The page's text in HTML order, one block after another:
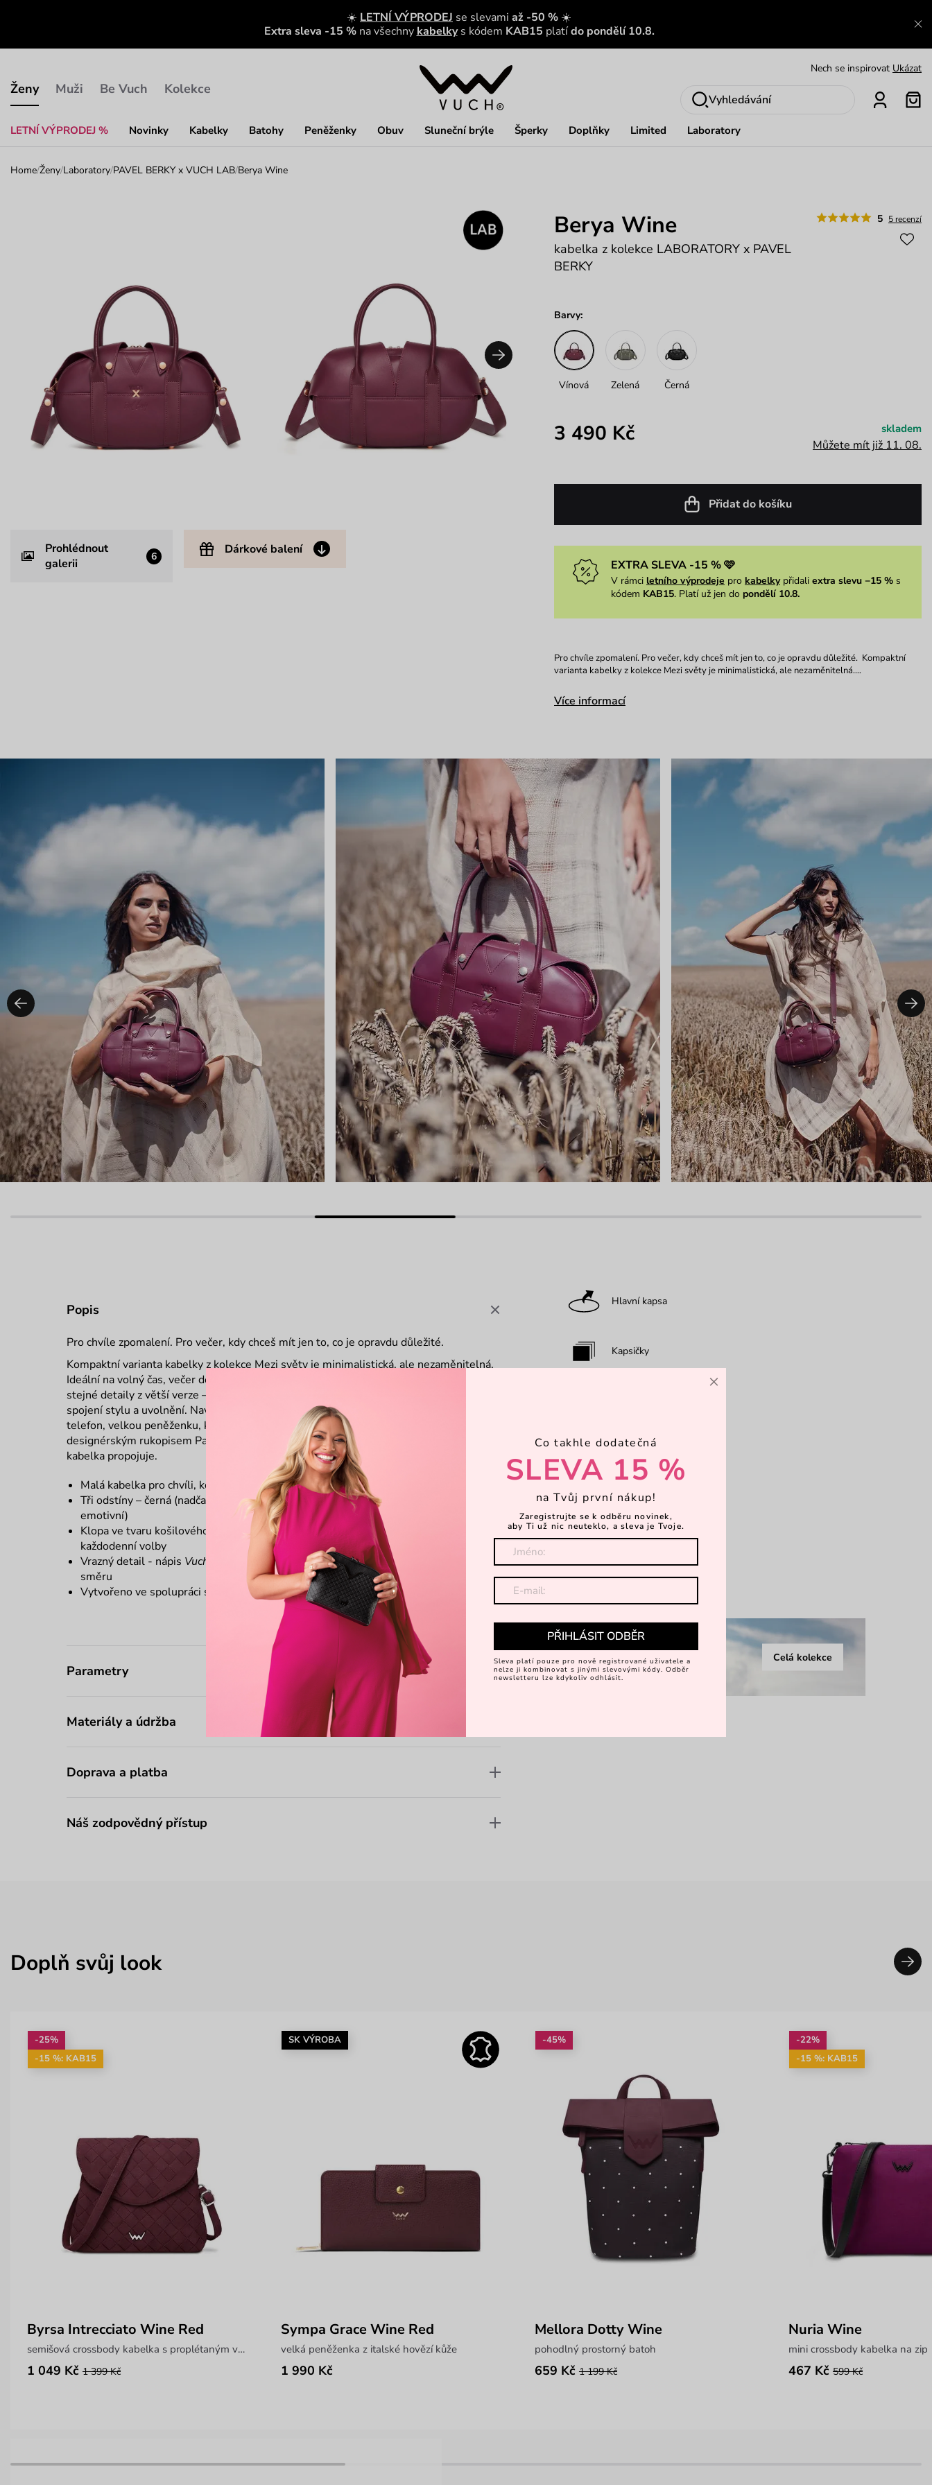
☀️ LETNÍ VÝPRODEJ se slevami až -50 % ☀️
Extra sleva -15 % na všechny kabelky s kódem KAB15 platído pondělí 10.8.
Ženy
LETNÍ VÝPRODEJ % Novinky Kabelky Batohy Peněženky Obuv Sluneční brýle Šperky Doplňky Limited Laboratory
Muži Be Vuch Kolekce
Nech se inspirovat Ukázat
Vyhledávání
Home/Ženy/Laboratory/PAVEL BERKY x VUCH LAB/Berya Wine
Prohlédnout
galerii
6 Dárkové balení
5 5 recenzí
Berya Wine
kabelka z kolekce LABORATORY x PAVEL
BERKY
Barvy:
Vínová Zelená Černá
3 490 Kč skladem
Můžete mít již 11. 08.
Přidat do košíku
EXTRA SLEVA -15 % 🩷
V rámci letního výprodeje pro kabelkypřidali extra slevu −15 %s
kódem KAB15. Platí už jen do pondělí 10.8.
Pro chvíle zpomalení. Pro večer, kdy chceš mít jen to, co je opravdu důležité. Kompaktní
varianta kabelky z kolekce Mezi světy je minimalistická, ale nezaměnitelná.…
Více informací
Popis
Pro chvíle zpomalení. Pro večer, kdy chceš mít jen to, co je opravdu důležité.
Kompaktní varianta kabelky z kolekceMezi světyje minimalistická, ale nezaměnitelná.
Ideální na volný čas, večer do města nebo tichý výlet za město. Její design kopíruje
stejné detaily z větší verze – opět s klopou připomínající košilový límec jako symbol
spojení stylu a uvolnění. Navzdory menším rozměrům nabízí překvapivě dost místa na
telefon, velkou peněženku, klíče i rtěnku. Vyražené X propojuje značku Vuch s
designérským rukopisem Pavla Berkyho – a zároveň odkazuje na průsečík světů, který
kabelka propojuje.
Malá kabelka pro chvíli, kdy chceš zpomalit
Tři odstíny – černá (nadčasová), zelená (rovnováha a příroda), vínová (výrazná a
emotivní)
Klopa ve tvaru košilového límce jako odkaz na rukopis návrháře i symbol
každodenní volby
Vrazný detail - nápis Vuch x Pavel Berky jako symbol křižovatky, autenticity a
směru
Vytvořeno ve spolupráci se slovenským návrhářemPavlem Berkym
Parametry
Materiály a údržba
Doprava a platba
Náš zodpovědný přístup
Hlavní kapsa
Kapsičky
Zavírání zip
Dárkové balení
Celá kolekce
Doplň svůj look
-25%
-15 %: KAB15
Byrsa Intrecciato Wine Red
semišová crossbody kabelka s proplétaným vzorem
1 049 Kč 1 399 Kč
SK VÝROBA
Sympa Grace Wine Red
velká peněženka z italské hovězí kůže
1 990 Kč
-45%
Mellora Dotty Wine
pohodlný prostorný batoh
659 Kč 1 199 Kč
-22%
-15 %: KAB15
Nuria Wine
mini crossbody kabelka na zip
467 Kč 599 Kč
×
Co takhle dodatečná
SLEVA 15 %
na Tvůj první nákup!
Zaregistrujte se k odběru novinek,
aby Ti už nic neuteklo, a sleva je Tvoje.
PŘIHLÁSIT ODBĚR
Sleva platí pouze pro nově registrované uživatele a
nelze ji kombinovat s jinými slevovými kódy. Odběr
newsletteru lze kdykoliv odhlásit.